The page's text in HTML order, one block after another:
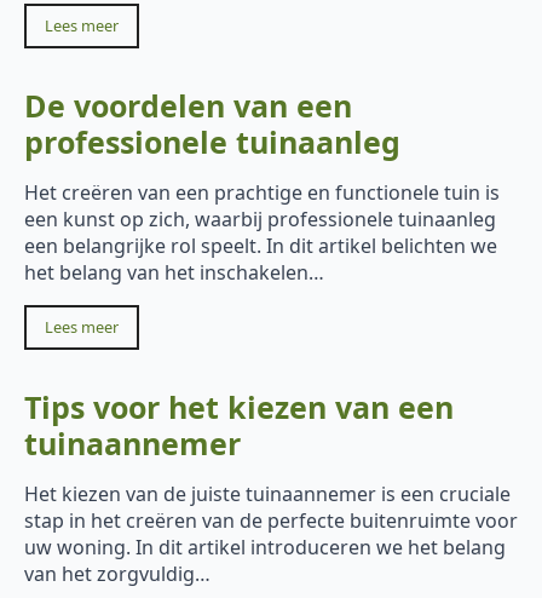
Lees meer
De voordelen van een
professionele tuinaanleg
Het creëren van een prachtige en functionele tuin is
een kunst op zich, waarbij professionele tuinaanleg
een belangrijke rol speelt. In dit artikel belichten we
het belang van het inschakelen…
Lees meer
Tips voor het kiezen van een
tuinaannemer
Het kiezen van de juiste tuinaannemer is een cruciale
stap in het creëren van de perfecte buitenruimte voor
uw woning. In dit artikel introduceren we het belang
van het zorgvuldig…